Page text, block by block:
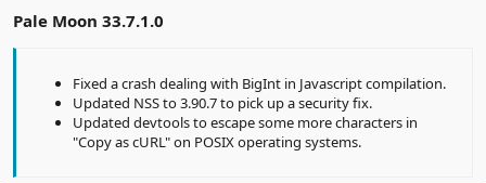
Pale Moon 33.7.1.0
Fixed a crash dealing with BigInt in Javascript compilation.
Updated NSS to 3.90.7 to pick up a security fix.
Updated devtools to escape some more characters in
"Copy as cURL" on POSIX operating systems.